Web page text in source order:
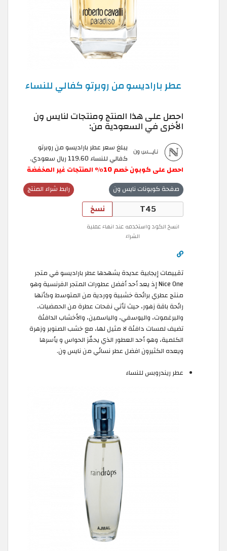
عطر باراديسو من روبرتو كفالي للنساء
احصل على هذا المنتج ومنتجات لنايس ون
الأخرى في السعودية من:
يبلغ سعر عطر باراديسو من روبرتو
كفالي للنساء 119.60 ريال سعودي.
احصل على كوبون خصم 10٪ المنتجات غير المخفضة
رابط شراء المنتج صفحة كوبونات نايس ون
نسخ
انسخ الكود واستخدمه عند انهاء عملية
الشراء
تقييمات إيجابية عديدة يشهدها عطر باراديسو في متجر
Nice One إذ يعد أحد أفضل عطورات المتجر الفرنسية وهو
منتج عطري برائحة خشبية ووردية من المتوسط وكأنها
رائحة باقة زهور، حيث تأتي نفحات عطرة من الحمضيات،
والبرغموت، واليوسفي، والياسمين، والأخشاب الدافئة
تضيف لمسات دافئة لا مثيل لها، مع خشب الصنوبر وزهرة
الكلمية، وهو أحد العطور الذي يحفّز الحواس و يأسرها
ويعده الكثيرون افضل عطر نسائي من نايس ون.
عطر ريندروبس للنساء